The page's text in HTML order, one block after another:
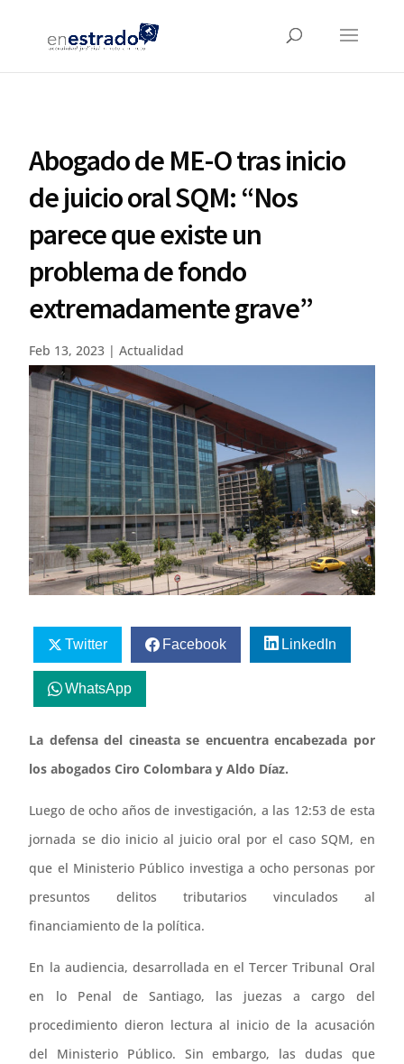
Abogado de ME-O tras inicio
de juicio oral SQM: “Nos
parece que existe un
problema de fondo
extremadamente grave”
Feb 13, 2023 |Actualidad
Twitter Facebook LinkedIn
WhatsApp
La defensa del cineasta se encuentra encabezada por
los abogados Ciro Colombara y Aldo Díaz.
Luego de ocho años de investigación, a las 12:53 de esta
jornada se dio inicio al juicio oral por el caso SQM, en
que el Ministerio Público investiga a ocho personas por
presuntos delitos tributarios vinculados al
financiamiento de la política.
En la audiencia, desarrollada en el Tercer Tribunal Oral
en lo Penal de Santiago, las juezas a cargo del
procedimiento dieron lectura al inicio de la acusación
del Ministerio Público. Sin embargo, las dudas que